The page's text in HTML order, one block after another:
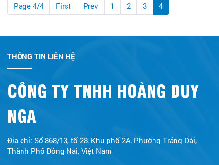
Page 4/4 First Prev 1 2 3 4
THÔNG TIN LIÊN HỆ
CÔNG TY TNHH HOÀNG DUY
NGA
Địa chỉ: Số 868/13, tổ 28, Khu phố 2A, Phường Trảng Dài,
Thành Phố Đồng Nai, Việt Nam